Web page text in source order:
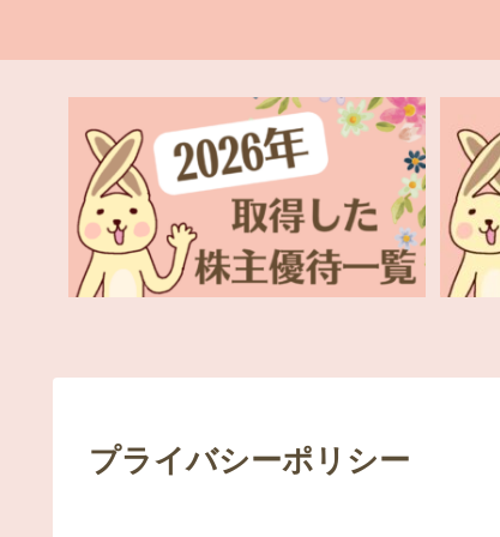
プライバシーポリシー